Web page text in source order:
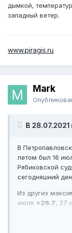
дымкой,
западный ветер.
www.piragis.ru
Mark
В 28.07.2021
В
летом был 16
Рябиковской
сегодняшний
Из других
июля +26.7, 27
сайте